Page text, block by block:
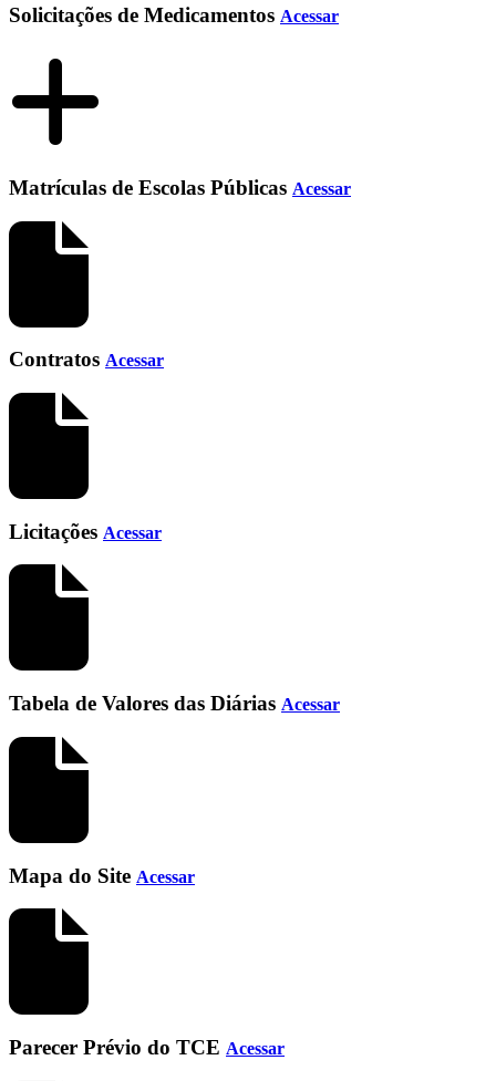
Solicitações de Medicamentos Acessar
Matrículas de Escolas Públicas Acessar
Contratos Acessar
Licitações Acessar
Tabela de Valores das Diárias Acessar
Mapa do Site Acessar
Parecer Prévio do TCE Acessar